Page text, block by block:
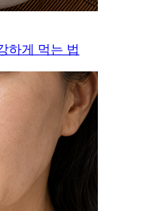
하게 먹는 법